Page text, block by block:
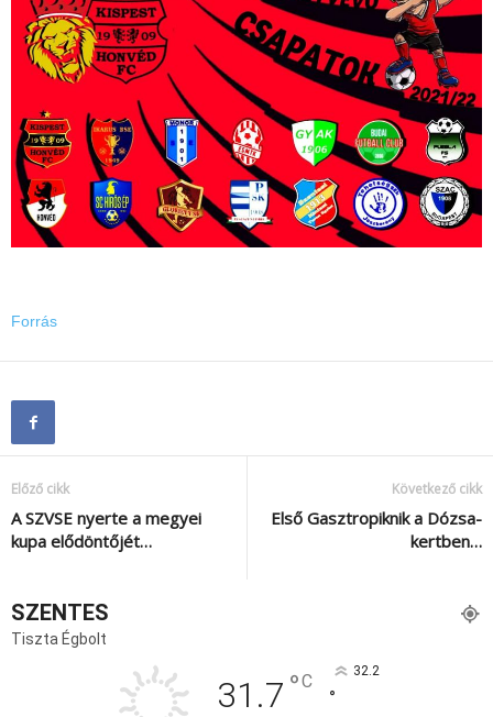
Forrás
Előző cikk
A SZVSE nyerte a megyei
kupa elődöntőjét…
Következő cikk
Első Gasztropiknik a Dózsa-
kertben…
SZENTES
Tiszta Égbolt
31.7 °C 32.2
°